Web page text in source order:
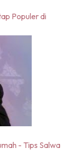
Populer di
- Tips Salwa